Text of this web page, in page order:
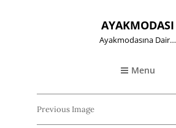
AYAKMODASI
Ayakmodasına Dair…
Menu
Previous Image